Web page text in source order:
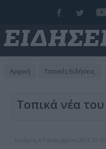
Αρχική Τοπικές Ειδήσεις
Τοπικά νέα του
Τετάρτη, 07 Δεκεμβρίου 2011 22:55